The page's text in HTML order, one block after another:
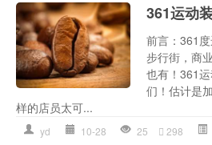
361运动
前言：361
步行街，商
也有！361
们！估计是
样的店员太可...
yd 10-28 25 298